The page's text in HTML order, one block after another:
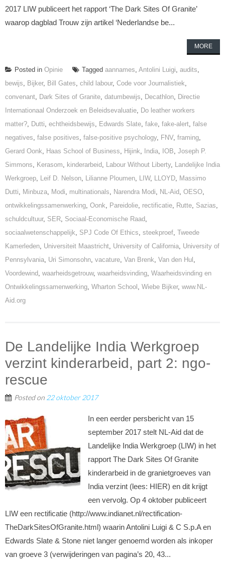
2017 LIW publiceert het rapport ‘The Dark Sites Of Granite’
waarop dagblad Trouw zijn artikel ‘Nederlandse be...
MORE
Posted in Opinie Tagged aannames, Antolini Luigi, audits,
bewijs, Bijker, Bill Gates, child labour, Code voor Journalistiek,
convenant, Dark Sites of Granite, datumbewijs, Decathlon, Directie
Internationaal Onderzoek en Beleidsevaluatie, Do leather workers
matter?, Dutti, echtheidsbewijs, Edwards Slate, fake, fake-alert, false
negatives, false positives, false-positive psychology, FNV, framing,
Gerard Oonk, Haas School of Business, Hijink, India, IOB, Joseph P.
Simmons, Kerasom, kinderarbeid, Labour Without Liberty, Landelijke India
Werkgroep, Leif D. Nelson, Lilianne Ploumen, LIW, LLOYD, Massimo
Dutti, Minbuza, Modi, multinationals, Narendra Modi, NL-Aid, OESO,
ontwikkelingssamenwerking, Oonk, Pareidolie, rectificatie, Rutte, Sazias,
schuldcultuur, SER, Sociaal-Economische Raad,
sociaalwetenschappelijk, SPJ Code Of Ethics, steekproef, Tweede
Kamerleden, Universiteit Maastricht, University of California, University of
Pennsylvania, Uri Simonsohn, vacature, Van Brenk, Van den Hul ,
Voordewind, waarheidsgetrouw, waarheidsvinding, Waarheidsvinding en
Ontwikkelingssamenwerking, Wharton School , Wiebe Bijker, www.NL-
Aid.org
De Landelijke India Werkgroep
verzint kinderarbeid, part 2: ngo-
rescue
Posted on 22 oktober 2017
In een eerder persbericht van 15
september 2017 stelt NL-Aid dat de
Landelijke India Werkgroep (LIW) in het
rapport The Dark Sites Of Granite
kinderarbeid in de granietgroeves van
India verzint (lees: HIER) en dit krijgt
een vervolg. Op 4 oktober publiceert
LIW een rectificatie (http://www.indianet.nl/rectification-
TheDarkSitesOfGranite.html) waarin Antolini Luigi & C S.p.A en
Edwards Slate & Stone niet langer genoemd worden als inkoper
van groeve 3 (verwijderingen van pagina’s 20, 43...